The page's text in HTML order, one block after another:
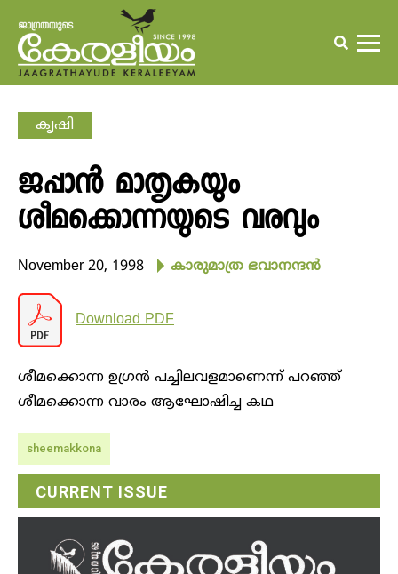
കൃഷി
ജപ്പാന്‍ മാതൃകയും
ശീമക്കൊന്നയുടെ വരവും
November 20, 1998 കാരുമാത്ര ഭവാനന്ദന്‍
Download PDF
ശീമക്കൊന്ന ഉഗ്രന്‍ പച്ചിലവളമാണെന്ന് പറഞ്ഞ്
ശീമക്കൊന്ന വാരം ആഘോഷിച്ച കഥ
sheemakkona
CURRENT ISSUE